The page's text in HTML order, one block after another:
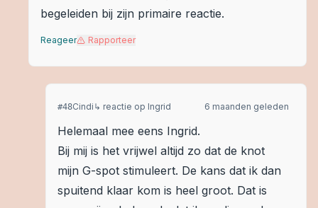
begeleiden bij zijn primaire reactie.
Reageer Rapporteer
#48Cindi ↳ reactie op Ingrid 6 maanden geleden
Helemaal mee eens Ingrid.
Bij mij is het vrijwel altijd zo dat de knot
mijn G-spot stimuleert. De kans dat ik dan
spuitend klaar kom is heel groot. Dat is